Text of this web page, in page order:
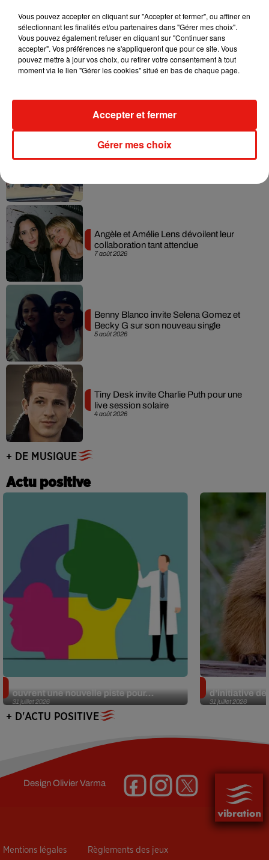
7 août 2026
Madonna sort enfin le remix de « Love
7 août 2026
Angèle et Amélie Lens dévoilent leur
collaboration tant attendue
5 août 2026
Benny Blanco invite Selena Gomez et
Becky G sur son nouveau single
4 août 2026
Tiny Desk invite Charlie Puth pour une
live session solaire
+ DE MUSIQUE
Actu positive
31 juillet 2026
ouvrent une nouvelle piste pour...
31 juillet 2026
d’initiative
+ D'ACTU POSITIVE
DesignOlivier Varma
Mentions légales Règlements des jeux
Vous pouvez accepter en cliquant sur "Accepter et fermer", ou affiner en
sélectionnant les finalités et/ou partenaires dans "Gérer mes choix".
Vous pouvez également refuser en cliquant sur "Continuer sans
accepter". Vos préférences ne s'appliqueront que pour ce site. Vous
pouvez mettre à jour vos choix, ou retirer votre consentement à tout
moment via le lien "Gérer les cookies" situé en bas de chaque page.
Gérer mes choix
Accepter et fermer